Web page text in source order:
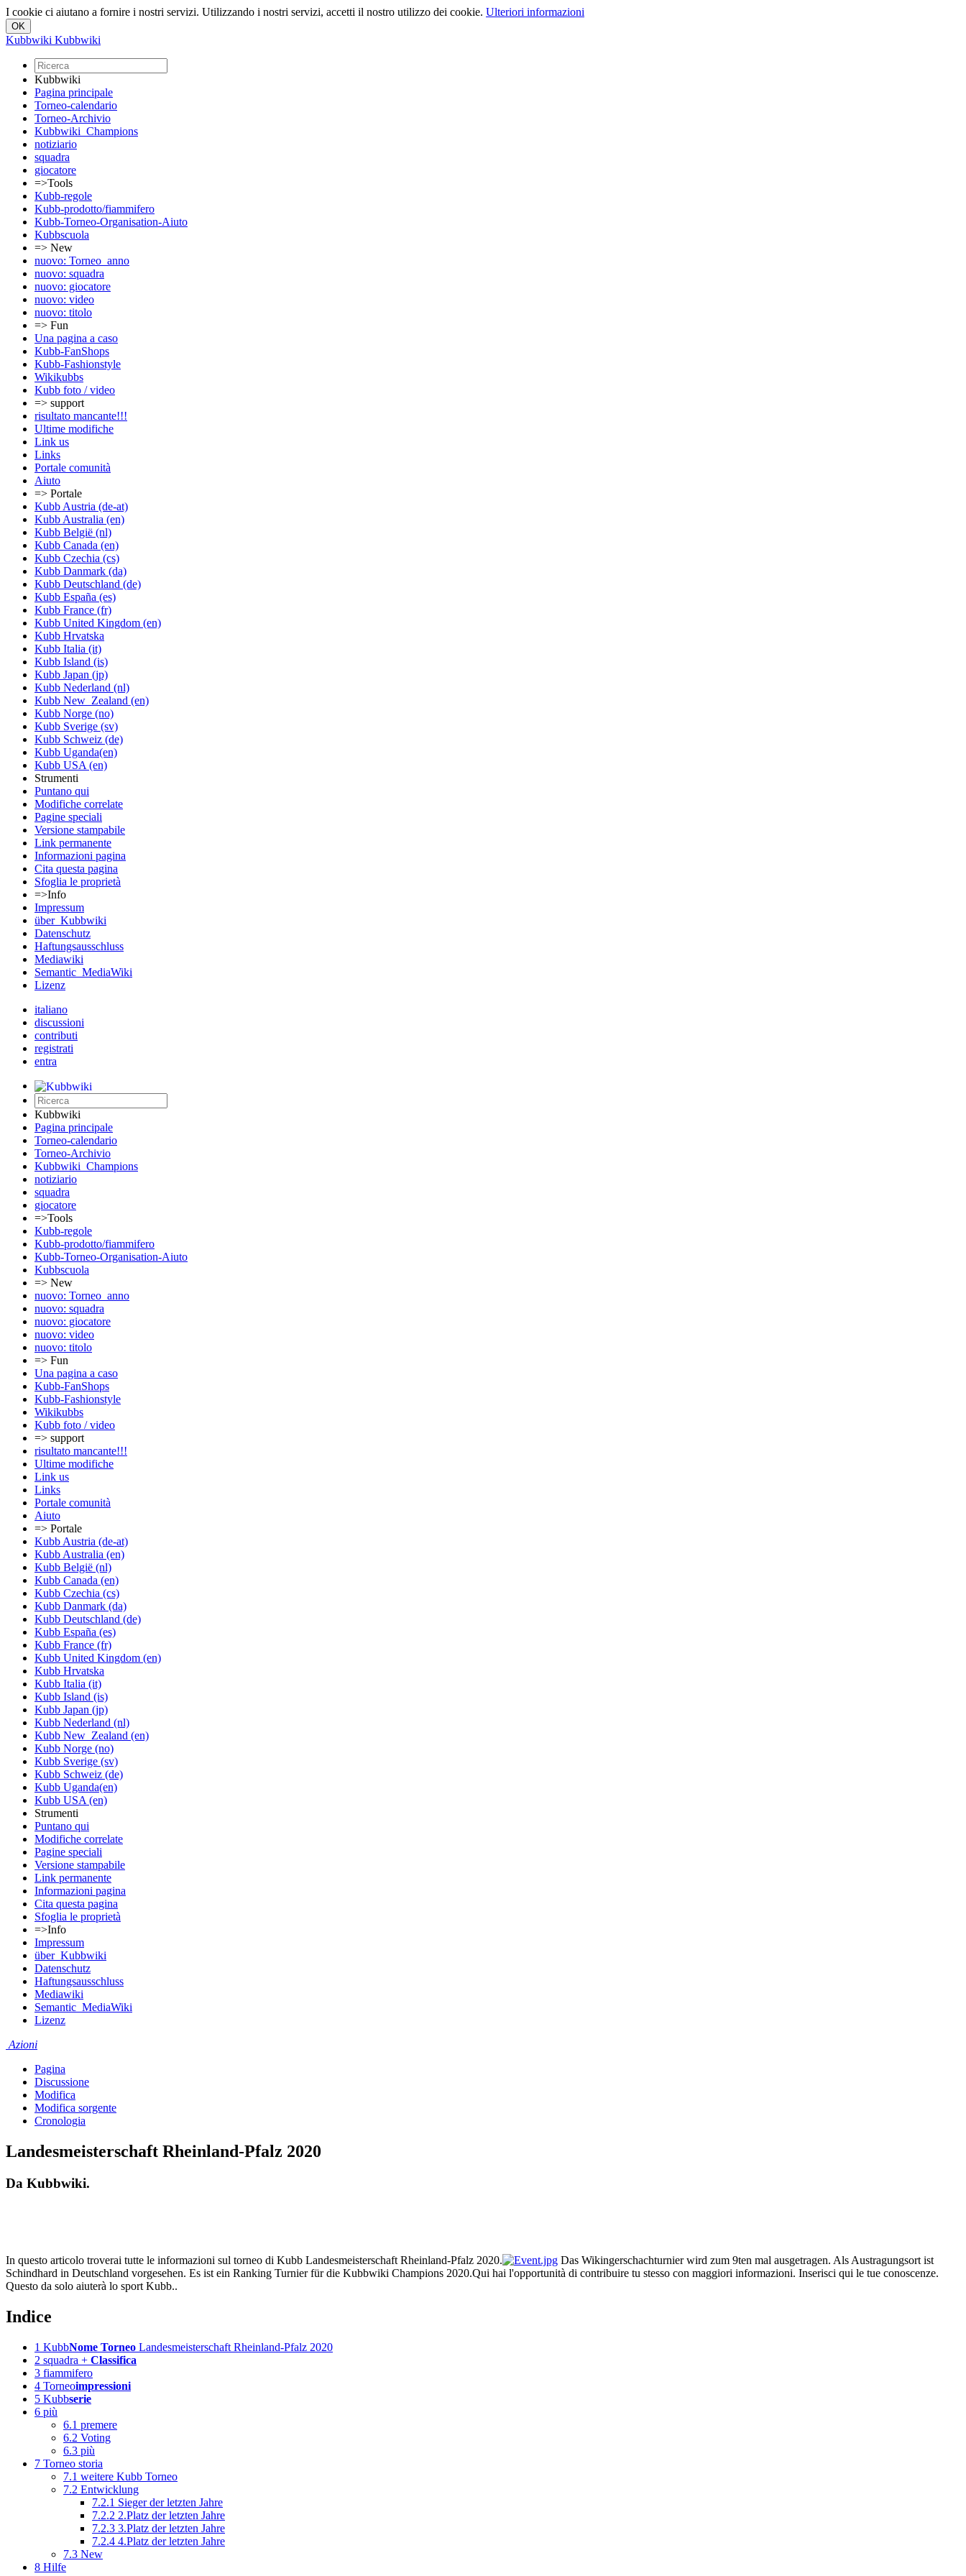
I cookie ci aiutano a fornire i nostri servizi. Utilizzando i nostri servizi, accetti il nostro utilizzo dei cookie. Ulteriori informazioni
Kubbwiki Kubbwiki
Kubbwiki
Pagina principale
Torneo-calendario
Torneo-Archivio
Kubbwiki_Champions
notiziario
squadra
giocatore
=>Tools
Kubb-regole
Kubb-prodotto/fiammifero
Kubb-Torneo-Organisation-Aiuto
Kubbscuola
=> New
nuovo: Torneo_anno
nuovo: squadra
nuovo: giocatore
nuovo: video
nuovo: titolo
=> Fun
Una pagina a caso
Kubb-FanShops
Kubb-Fashionstyle
Wikikubbs
Kubb foto / video
=> support
risultato mancante!!!
Ultime modifiche
Link us
Links
Portale comunità
Aiuto
=> Portale
Kubb Austria (de-at)
Kubb Australia (en)
Kubb België (nl)
Kubb Canada (en)
Kubb Czechia (cs)
Kubb Danmark (da)
Kubb Deutschland (de)
Kubb España (es)
Kubb France (fr)
Kubb United Kingdom (en)
Kubb Hrvatska
Kubb Italia (it)
Kubb Island (is)
Kubb Japan (jp)
Kubb Nederland (nl)
Kubb New_Zealand (en)
Kubb Norge (no)
Kubb Sverige (sv)
Kubb Schweiz (de)
Kubb Uganda(en)
Kubb USA (en)
Strumenti
Puntano qui
Modifiche correlate
Pagine speciali
Versione stampabile
Link permanente
Informazioni pagina
Cita questa pagina
Sfoglia le proprietà
=>Info
Impressum
über_Kubbwiki
Datenschutz
Haftungsausschluss
Mediawiki
Semantic_MediaWiki
Lizenz
italiano
discussioni
contributi
registrati
entra
Kubbwiki
Pagina principale
Torneo-calendario
Torneo-Archivio
Kubbwiki_Champions
notiziario
squadra
giocatore
=>Tools
Kubb-regole
Kubb-prodotto/fiammifero
Kubb-Torneo-Organisation-Aiuto
Kubbscuola
=> New
nuovo: Torneo_anno
nuovo: squadra
nuovo: giocatore
nuovo: video
nuovo: titolo
=> Fun
Una pagina a caso
Kubb-FanShops
Kubb-Fashionstyle
Wikikubbs
Kubb foto / video
=> support
risultato mancante!!!
Ultime modifiche
Link us
Links
Portale comunità
Aiuto
=> Portale
Kubb Austria (de-at)
Kubb Australia (en)
Kubb België (nl)
Kubb Canada (en)
Kubb Czechia (cs)
Kubb Danmark (da)
Kubb Deutschland (de)
Kubb España (es)
Kubb France (fr)
Kubb United Kingdom (en)
Kubb Hrvatska
Kubb Italia (it)
Kubb Island (is)
Kubb Japan (jp)
Kubb Nederland (nl)
Kubb New_Zealand (en)
Kubb Norge (no)
Kubb Sverige (sv)
Kubb Schweiz (de)
Kubb Uganda(en)
Kubb USA (en)
Strumenti
Puntano qui
Modifiche correlate
Pagine speciali
Versione stampabile
Link permanente
Informazioni pagina
Cita questa pagina
Sfoglia le proprietà
=>Info
Impressum
über_Kubbwiki
Datenschutz
Haftungsausschluss
Mediawiki
Semantic_MediaWiki
Lizenz
Azioni
Pagina
Discussione
Modifica
Modifica sorgente
Cronologia
Landesmeisterschaft Rheinland-Pfalz 2020
Da Kubbwiki.
In questo articolo troverai tutte le informazioni sul torneo di Kubb Landesmeisterschaft Rheinland-Pfalz 2020.
Das Wikingerschachturnier wird zum 9ten mal ausgetragen. Als Austragungsort ist
Schindhard in Deutschland vorgesehen. Es ist ein Ranking Turnier für die Kubbwiki Champions 2020.Qui hai l'opportunità di contribuire tu stesso con maggiori informazioni. Inserisci qui le tue conoscenze.
Questo da solo aiuterà lo sport Kubb..
Indice
1 KubbNome Torneo Landesmeisterschaft Rheinland-Pfalz 2020
2 squadra + Classifica
3 fiammifero
4 Torneoimpressioni
5 Kubbserie
6 più
6.1 premere
6.2 Voting
6.3 più
7 Torneo storia
7.1 weitere Kubb Torneo
7.2 Entwicklung
7.2.1 Sieger der letzten Jahre
7.2.2 2.Platz der letzten Jahre
7.2.3 3.Platz der letzten Jahre
7.2.4 4.Platz der letzten Jahre
7.3 New
8 Hilfe